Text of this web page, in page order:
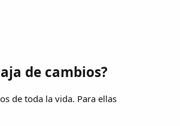
de cambios?
de toda la vida. Para ellas